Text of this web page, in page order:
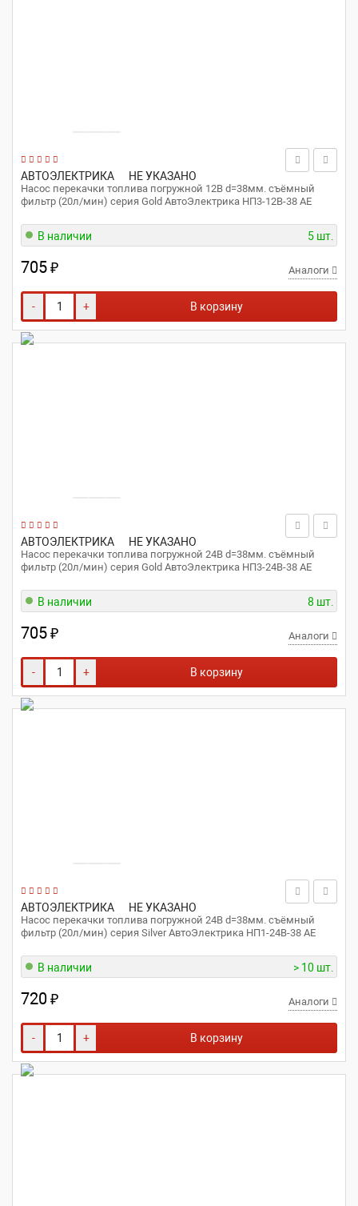
АВТОЭЛЕКТРИКА НЕ УКАЗАНО
Насос перекачки топлива погружной 12В d=38мм. съёмный
фильтр (20л/мин) серия Gold АвтоЭлектрика НП3-12В-38 AE
В наличии 5 шт.
705₽ Аналоги
- + В корзину
АВТОЭЛЕКТРИКА НЕ УКАЗАНО
Насос перекачки топлива погружной 24В d=38мм. съёмный
фильтр (20л/мин) серия Gold АвтоЭлектрика НП3-24В-38 AE
В наличии 8 шт.
705₽ Аналоги
- + В корзину
АВТОЭЛЕКТРИКА НЕ УКАЗАНО
Насос перекачки топлива погружной 24В d=38мм. съёмный
фильтр (20л/мин) серия Silver АвтоЭлектрика НП1-24В-38 AE
В наличии > 10 шт.
720₽ Аналоги
- + В корзину